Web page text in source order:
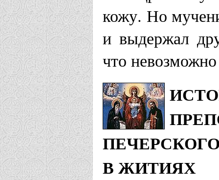
кожу. Но
и выдержал
что
В ЖИТИЯХ